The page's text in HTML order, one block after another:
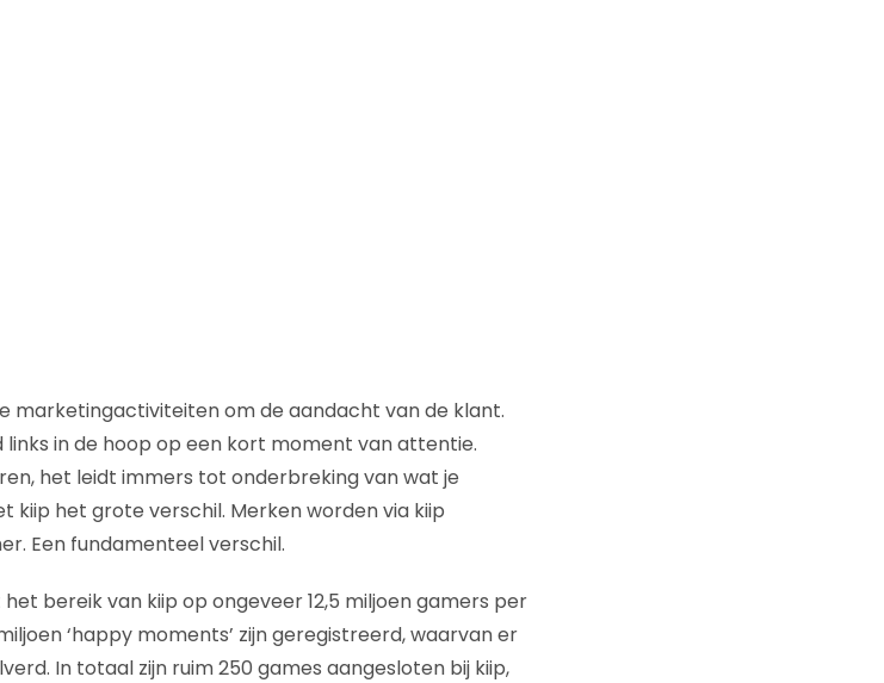
marketingactiviteiten om de aandacht van de klant.
in de hoop op een kort moment van attentie.
het leidt immers tot onderbreking van wat je
kiip het grote verschil. Merken worden via kiip
Een fundamenteel verschil.
bereik van kiip op ongeveer 12,5 miljoen gamers per
‘happy moments’ zijn geregistreerd, waarvan er
In totaal zijn ruim 250 games aangesloten bij kiip,